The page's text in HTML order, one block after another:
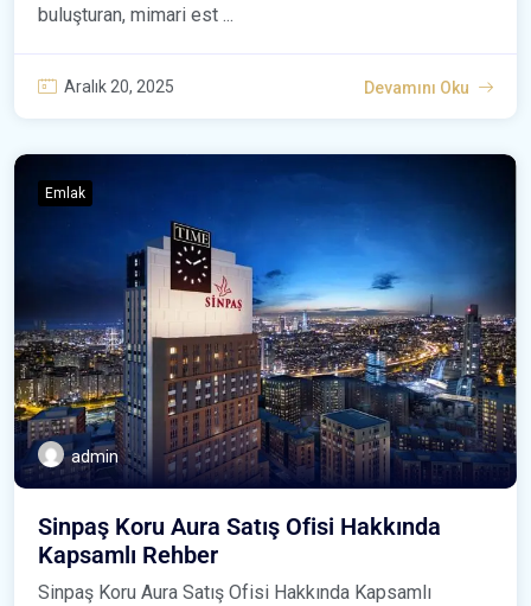
buluşturan, mimari est ...
Aralık 20, 2025 Devamını Oku
Emlak
admin
Sinpaş Koru Aura Satış Ofisi Hakkında
Kapsamlı Rehber
Sinpaş Koru Aura Satış Ofisi Hakkında Kapsamlı